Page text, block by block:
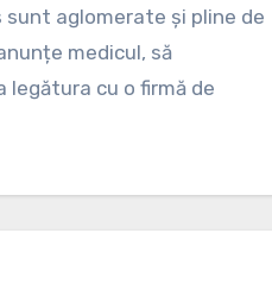
sunt aglomerate și pline de
medicul, să
legătura cu o firmă de